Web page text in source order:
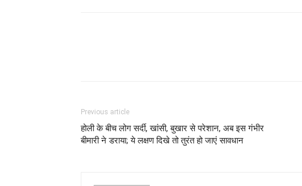
Previous article
होली के बीच लोग सर्दी, खांसी, बुखार से परेशान, अब इस गंभीर
बीमारी ने डराया; ये लक्षण दिखे तो तुरंत हो जाएं सावधान